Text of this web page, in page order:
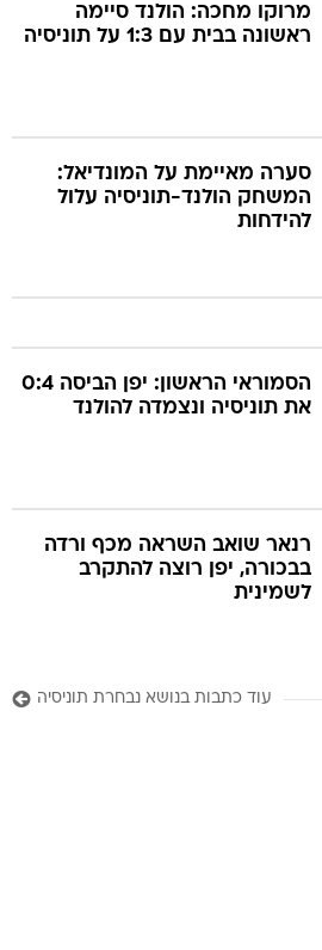
מרוקו מחכה: הולנד סיימה
ראשונה בבית עם 1:3 על תוניסיה
סערה מאיימת על המונדיאל:
המשחק הולנד-תוניסיה עלול
להידחות
הסמוראי הראשון: יפן הביסה 0:4
את תוניסיה ונצמדה להולנד
רנאר שואב השראה מכף ורדה
בבכורה, יפן רוצה להתקרב
לשמינית
עוד כתבות בנושא נבחרת תוניסיה